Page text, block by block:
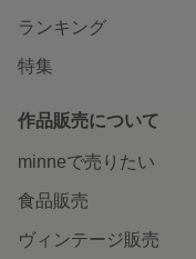
ランキング
特集
作品販売について
minneで売りたい
食品販売
ヴィンテージ販売